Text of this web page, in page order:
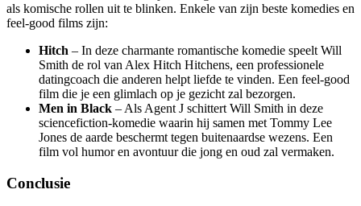
als komische rollen uit te blinken. Enkele van zijn beste komedies en
feel-good films zijn:
Hitch – In deze charmante romantische komedie speelt Will
Smith de rol van Alex Hitch Hitchens, een professionele
datingcoach die anderen helpt liefde te vinden. Een feel-good
film die je een glimlach op je gezicht zal bezorgen.
Men in Black – Als Agent J schittert Will Smith in deze
sciencefiction-komedie waarin hij samen met Tommy Lee
Jones de aarde beschermt tegen buitenaardse wezens. Een
film vol humor en avontuur die jong en oud zal vermaken.
Conclusie